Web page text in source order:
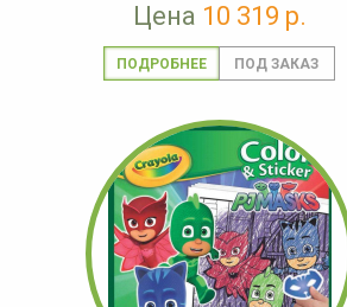
Цена 10 319 р.
ПОДРОБНЕЕ